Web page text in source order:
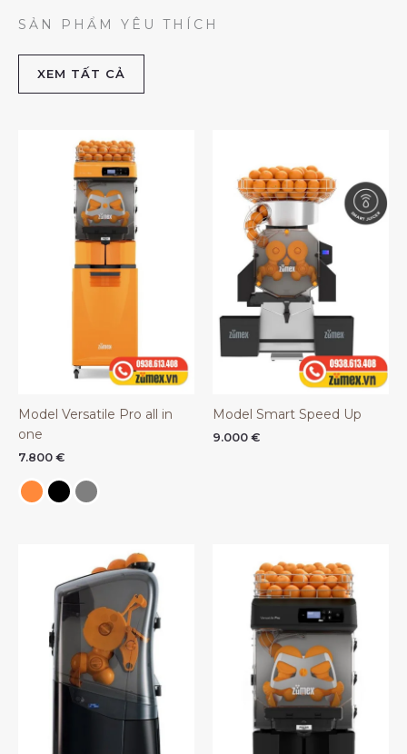
SẢN PHẨM YÊU THÍCH
XEM TẤT CẢ
Model Versatile Pro all in
one
7.800 €
Model Smart Speed Up
9.000 €